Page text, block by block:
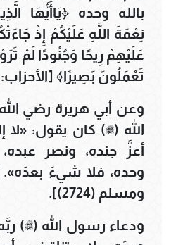
بالله وحده ﴿يَاأَيُّهَا
نِعْمَةَ اللَّهِ عَلَيْكُمْ إِذْ
عَلَيْهِمْ رِيحًا وَجُنُودًا لَمْ
تَعْمَلُونَ بَصِيرًا﴾ [الأحزاب: 9].
وعن أبي هريرة رضي
الله (ﷺ) كان يقول: «لا
أعزَّ جنده، ونصر
ومسلم (2724)].
ودعاء رسول الله (ﷺ)